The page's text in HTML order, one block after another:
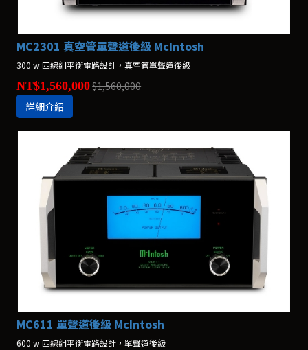
MC2301 真空管單聲道後級 McIntosh
300 w 四線組平衡電路設計，真空管單聲道後級
NT$1,560,000$1,560,000
詳細介紹
MC611 單聲道後級 McIntosh
600 w 四線組平衡電路設計，單聲道後級